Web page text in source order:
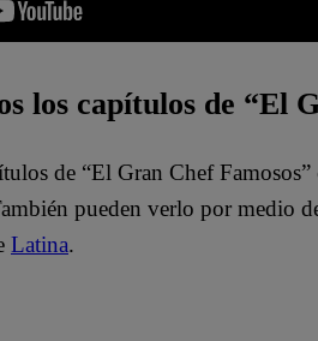
los capítulos de “El
de “El Gran Chef
pueden verlo por medio
Latina.